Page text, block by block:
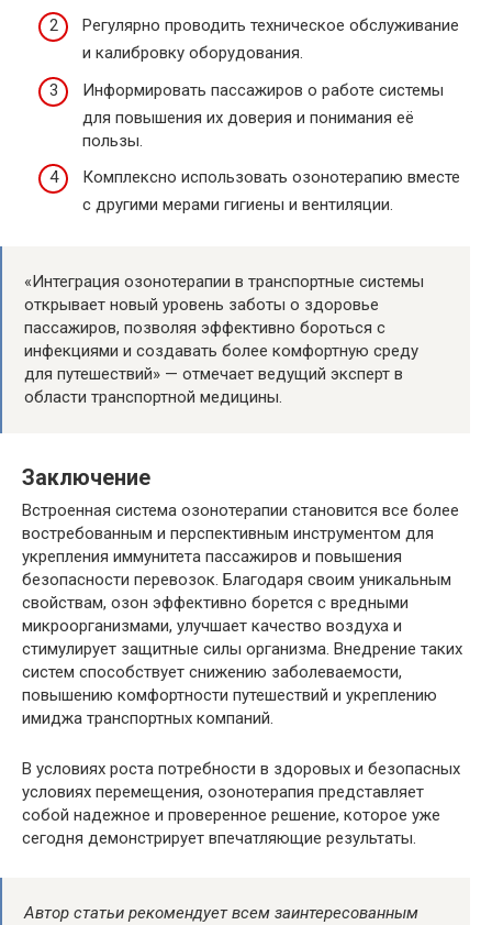
Регулярно проводить техническое обслуживание
и калибровку оборудования.
Информировать пассажиров о работе системы
для повышения их доверия и понимания её
пользы.
Комплексно использовать озонотерапию вместе
с другими мерами гигиены и вентиляции.
«Интеграция озонотерапии в транспортные системы
открывает новый уровень заботы о здоровье
пассажиров, позволяя эффективно бороться с
инфекциями и создавать более комфортную среду
для путешествий» — отмечает ведущий эксперт в
области транспортной медицины.
Заключение
Встроенная система озонотерапии становится все более
востребованным и перспективным инструментом для
укрепления иммунитета пассажиров и повышения
безопасности перевозок. Благодаря своим уникальным
свойствам, озон эффективно борется с вредными
микроорганизмами, улучшает качество воздуха и
стимулирует защитные силы организма. Внедрение таких
систем способствует снижению заболеваемости,
повышению комфортности путешествий и укреплению
имиджа транспортных компаний.
В условиях роста потребности в здоровых и безопасных
условиях перемещения, озонотерапия представляет
собой надежное и проверенное решение, которое уже
сегодня демонстрирует впечатляющие результаты.
Автор статьи рекомендует всем заинтересованным